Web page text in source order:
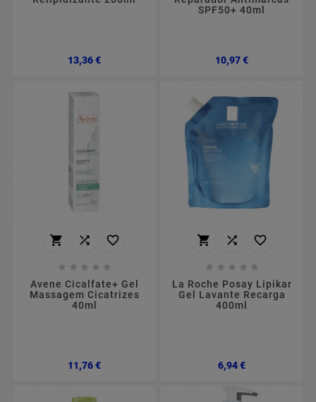
13,36 €Preço
SPF50+ 40ml
10,97 €Preço
  
    
Avene Cicalfate+ Gel
Massagem Cicatrizes
40ml
11,76 €Preço
  
    
La Roche Posay Lipikar
Gel Lavante Recarga
400ml
6,94 €Preço